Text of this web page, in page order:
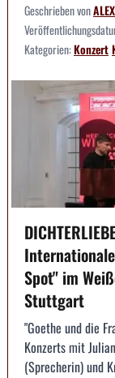
Geschrieben von
Kategorien:Konzert
Spot" im
Stuttgart
"Goethe und die
Konzerts mit
(Sprecherin) und